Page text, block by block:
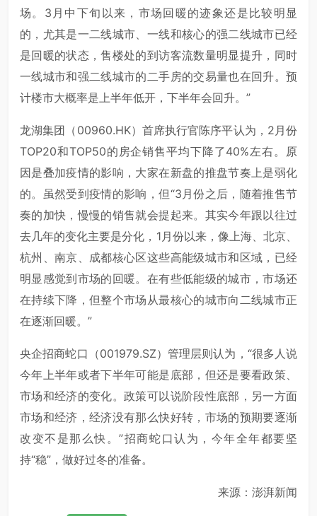
场。3月中下旬以来，市场回暖的迹象还是比较明显
的，尤其是一二线城市、一线和核心的强二线城市已经
是回暖的状态，售楼处的到访客流数量明显提升，同时
一线城市和强二线城市的二手房的交易量也在回升。预
计楼市大概率是上半年低开，下半年会回升。”
龙湖集团（00960.HK）首席执行官陈序平认为，2月份
TOP20和TOP50的房企销售平均下降了40%左右。原
因是叠加疫情的影响，大家在新盘的推盘节奏上是弱化
的。虽然受到疫情的影响，但“3月份之后，随着推售节
奏的加快，慢慢的销售就会提起来。其实今年跟以往过
去几年的变化主要是分化，1月份以来，像上海、北京、
杭州、南京、成都核心区这些高能级城市和区域，已经
明显感觉到市场的回暖。在有些低能级的城市，市场还
在持续下降，但整个市场从最核心的城市向二线城市正
在逐渐回暖。”
央企招商蛇口（001979.SZ）管理层则认为，“很多人说
今年上半年或者下半年可能是底部，但还是要看政策、
市场和经济的变化。政策可以说阶段性底部，另一方面
市场和经济，经济没有那么快好转，市场的预期要逐渐
改变不是那么快。”招商蛇口认为，今年全年都要坚
持“稳”，做好过冬的准备。
来源：澎湃新闻